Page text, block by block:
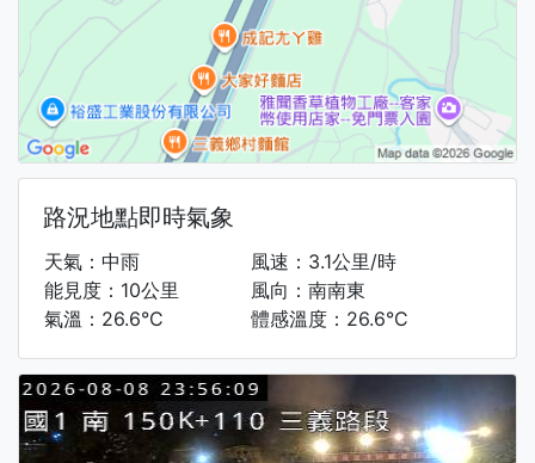
路況地點即時氣象
天氣：中雨
能見度：10公里
氣溫：26.6°C
風速：3.1公里/時
風向：南南東
體感溫度：26.6°C